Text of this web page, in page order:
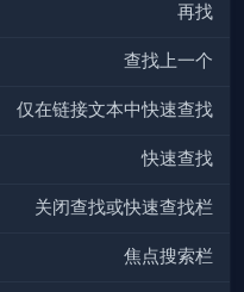
再找
查找上一个
仅在链接文本中快速查找
快速查找
关闭查找或快速查找栏
焦点搜索栏